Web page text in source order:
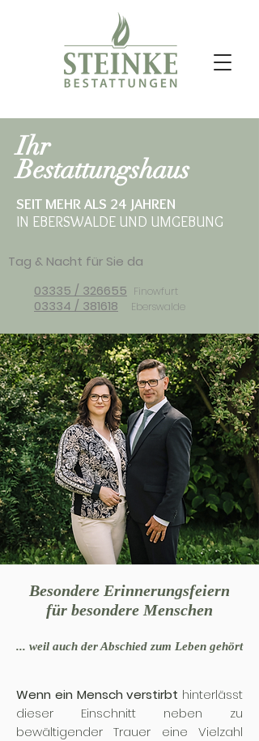
Ihr
Bestattungshaus
SEIT MEHR ALS 24 JAHREN
IN EBERSWALDE UND UMGEBUNG
Tag & Nacht für Sie da
03335 / 326655 Finowfurt
03334 / 381618 Eberswalde
Besondere Erinnerungsfeiern
für besondere Menschen
... weil auch der Abschied zum Leben gehört
Wenn ein Mensch verstirbt hinterlässt
dieser Einschnitt neben zu
bewältigender Trauer eine Vielzahl